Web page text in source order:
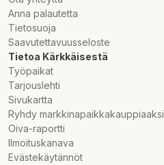
Anna palautetta
Tietosuoja
Saavutettavuusseloste
Tietoa Kärkkäisestä
Työpaikat
Tarjouslehti
Sivukartta
Ryhdy markkinapaikkakauppiaaksi
Oiva-raportti
Ilmoituskanava
Evästekäytännöt